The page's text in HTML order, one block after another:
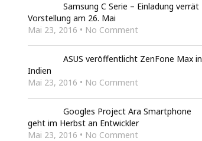
Samsung C Serie – Einladung verrät
Vorstellung am 26. Mai
Mai 23, 2016 • No Comment
ASUS veröffentlicht ZenFone Max in
Indien
Mai 23, 2016 • No Comment
Googles Project Ara Smartphone
geht im Herbst an Entwickler
Mai 23, 2016 • No Comment